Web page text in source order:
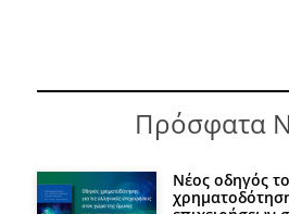
Πρόσφατα
Νέος οδηγός